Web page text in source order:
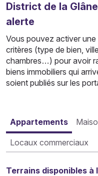
District de la
alerte
Vous pouvez activer
critères (type de bien,
chambres…) pour avoir
biens immobiliers qui
soient publiés sur les
Appartements
Locaux commerciaux
Terrains disponibles à